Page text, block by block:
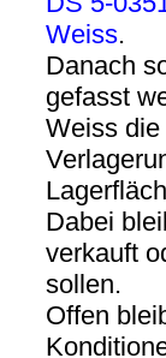
Weiss.
Danach
gefasst
Weiss
Dabei
verkauft
sollen.
Offen